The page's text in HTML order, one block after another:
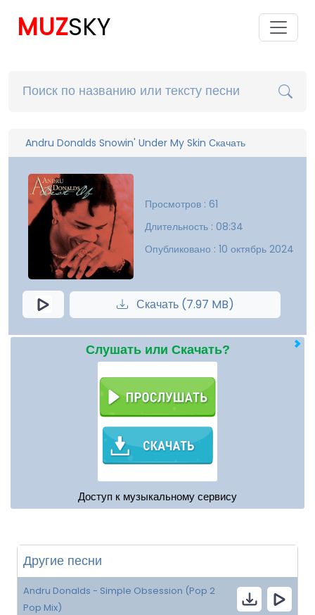
MUZSKY
Andru Donalds Snowin' Under My Skin Скачать
Просмотров : 61
Длительность : 08:34
Опубликовано : 10 октябрь 2024
Скачать (7.97 MB)
Слушать или Скачать?
Доступ к музыкальному сервису
Другие песни
Andru Donalds - Simple Obsession (Pop 2
Pop Mix)